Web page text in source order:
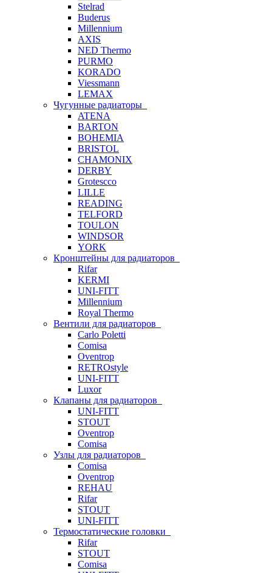
Stelrad
Buderus
Millennium
AXIS
NED Thermo
PURMO
KORADO
Viessmann
LEMAX
Чугунные радиаторы
ATENA
BARTON
BOHEMIA
BRISTOL
CHAMONIX
DERBY
Grotescco
LILLE
READING
TELFORD
TOULON
WINDSOR
YORK
Кронштейны для радиаторов
Rifar
KERMI
UNI-FITT
Millennium
Royal Thermo
Вентили для радиаторов
Carlo Poletti
Comisa
Oventrop
RETROstyle
UNI-FITT
Luxor
Клапаны для радиаторов
UNI-FITT
STOUT
Oventrop
Comisa
Узлы для радиаторов
Comisa
Oventrop
REHAU
Rifar
STOUT
UNI-FITT
Термостатические головки
Rifar
STOUT
Comisa